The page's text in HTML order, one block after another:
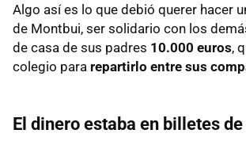
Algo así es lo que debió querer hacer
de Montbui, ser solidario con los
de casa de sus padres 10.000 euros,
colegio para repartirlo entre sus
El dinero estaba en billetes